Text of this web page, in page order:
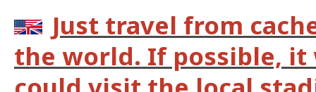
Just travel from
the world. If possible, it